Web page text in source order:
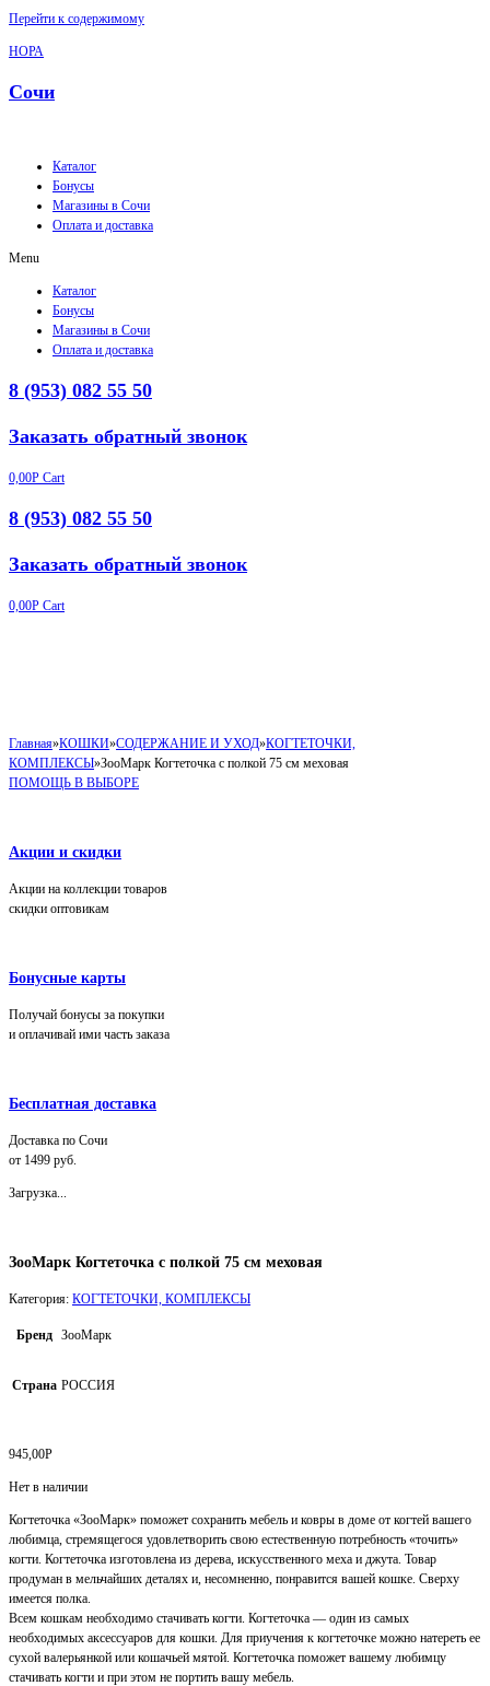
Перейти к содержимому
НОРА
Сочи
Каталог
Бонусы
Магазины в Сочи
Оплата и доставка
Menu
Каталог
Бонусы
Магазины в Сочи
Оплата и доставка
8 (953) 082 55 50
Заказать обратный звонок
0,00Р Cart
8 (953) 082 55 50
Заказать обратный звонок
0,00Р Cart
Главная»КОШКИ»СОДЕРЖАНИЕ И УХОД»КОГТЕТОЧКИ,
КОМПЛЕКСЫ»ЗооМарк Когтеточка с полкой 75 см меховая
ПОМОЩЬ В ВЫБОРЕ
Акции и скидки
Акции на коллекции товаров
скидки оптовикам
Бонусные карты
Получай бонусы за покупки
и оплачивай ими часть заказа
Бесплатная доставка
Доставка по Сочи
от 1499 руб.
Загрузка...
ЗооМарк Когтеточка с полкой 75 см меховая
Категория: КОГТЕТОЧКИ, КОМПЛЕКСЫ
Бренд ЗооМарк
Страна РОССИЯ
945,00Р
Нет в наличии
Когтеточка «ЗооМарк» поможет сохранить мебель и ковры в доме от когтей вашего
любимца, стремящегося удовлетворить свою естественную потребность «точить»
когти. Когтеточка изготовлена из дерева, искусственного меха и джута. Товар
продуман в мельчайших деталях и, несомненно, понравится вашей кошке. Сверху
имеется полка.
Всем кошкам необходимо стачивать когти. Когтеточка — один из самых
необходимых аксессуаров для кошки. Для приучения к когтеточке можно натереть ее
сухой валерьянкой или кошачьей мятой. Когтеточка поможет вашему любимцу
стачивать когти и при этом не портить вашу мебель.